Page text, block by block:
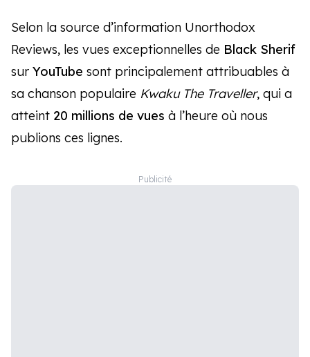
Selon la source d’information Unorthodox
Reviews, les vues exceptionnelles de Black Sherif
sur YouTube sont principalement attribuables à
sa chanson populaire Kwaku The Traveller, qui a
atteint 20 millions de vues à l’heure où nous
publions ces lignes.